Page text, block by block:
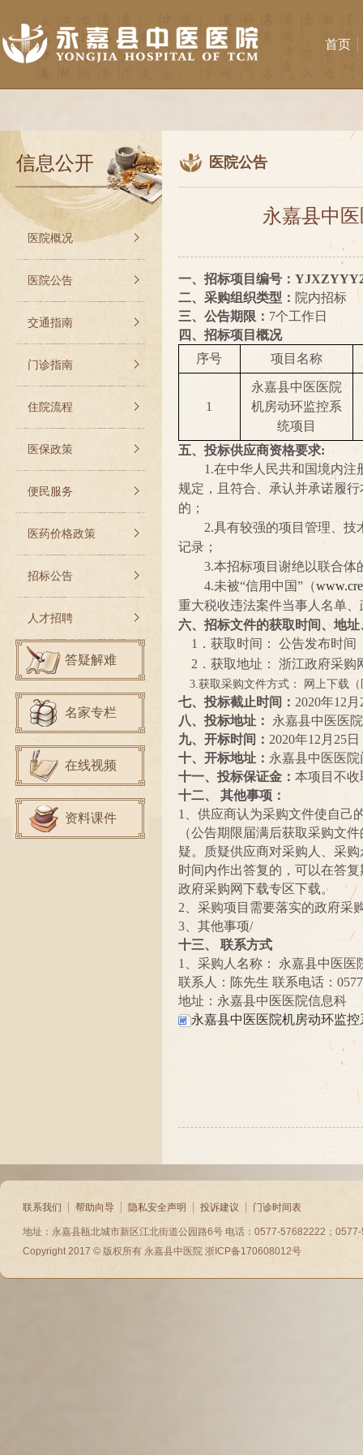
首页
信息公开
医院概况
医院公告
交通指南
门诊指南
住院流程
医保政策
便民服务
医药价格政策
招标公告
人才招聘
答疑解难
名家专栏
在线视频
资料课件
医院公告
永嘉县中
一、招标项目编号：
二、采购组织类型： 院内招标
三、公告期限： 7个工作日
四、招标项目概况
序号
项目名称
1
永嘉县中医医院
机房动环监控系
统项目
五、投标供应商资格要求:
1.在中华人民共和国境内
规定，且符合、承认并承诺履
的；
2.具有较强的项目管理
技
记录；
3.本招标项目谢绝以联合体
4.未被“信用中国”（
重大税收违法案件当事人名单
六、招标文件的获取时间、地址
1 ．获取时间：
公告发布时
2．获取地址：
浙江政府采购
3. 获取采购文件方式： 网上下载
七、投标截止时间： 2020年12
八、投标地址：
永嘉县中医医
九、开标时间： 2020年12月25
十、开标地址： 永嘉县中医医
十一、投标保证金： 本项目不
十二、
其他事项：
1、供应商认为采购文件使自己
（公告期限届满后获取采购文
疑。质疑供应商对采购人、采
时间内作出答复的，可以在答
政府采购网下载专区下载。
2 、采购项目需要落实的政府采
3 、其他事项/
十三、
联系方式
1
、采购人名称：
永嘉县中医医
联系人： 陈先生 联系电话：
地址： 永嘉县中医医院信息科
永嘉县中医医院机房动环监
联系我们 帮助向导 隐私安全声明 投诉建议 门诊时间表
地址：永嘉县瓯北城市新区江北街道公园路6号 电话：0577-57682222；
Copyright 2017 © 版权所有 永嘉县中医院 浙ICP备170608012号